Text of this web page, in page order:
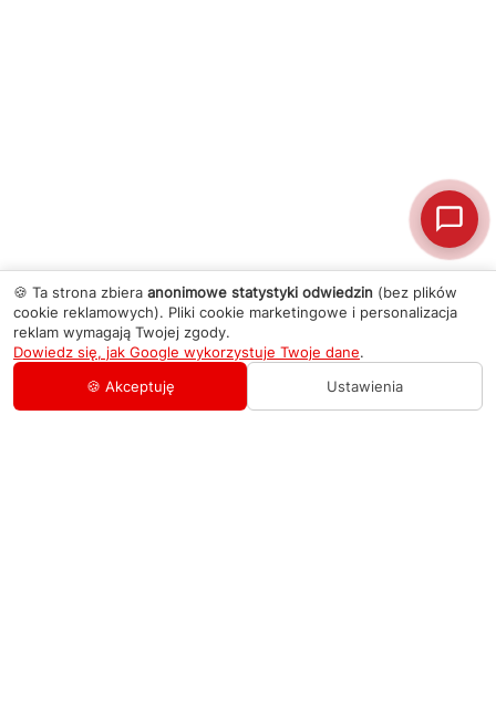
🍪 Ta strona zbiera anonimowe statystyki odwiedzin (bez plików
cookie reklamowych). Pliki cookie marketingowe i personalizacja
reklam wymagają Twojej zgody.
Dowiedz się, jak Google wykorzystuje Twoje dane.
🍪 Akceptuję
Ustawienia